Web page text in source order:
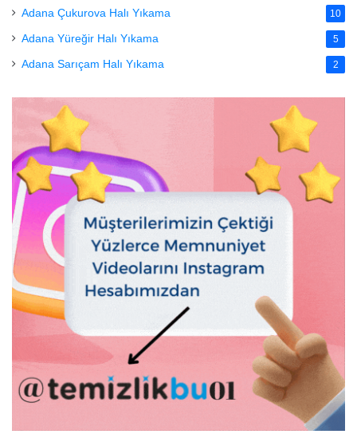
Adana Çukurova Halı Yıkama 10
Adana Yüreğir Halı Yıkama 5
Adana Sarıçam Halı Yıkama 2